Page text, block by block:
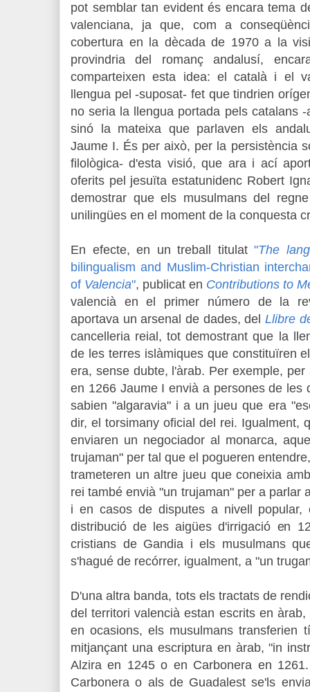
pot semblar tan evident és encara tema
valenciana, ja que, com a
cobertura en la dècada de 1970 a la
provindria del romanç andalusí,
comparteixen esta idea: el català i el
llengua pel -suposat- fet que tindrien
no seria la llengua portada pels catalans
sinó la mateixa que parlaven els
Jaume I. És per això, per la persistència
filològica- d'esta visió, que ara i ací
oferits pel jesuïta estatunidenc Robert
demostrar que els musulmans del
unilingües en el moment de la conquesta
En efecte, en un treball titulat"The
bilingualism and Muslim-Christian
of Valencia", publicat en Contributions to
valencià en el primer número de la
aportava un arsenal de dades, delLlibre
cancelleria reial, tot demostrant que la
de les terres islàmiques que constituïren
era, sense dubte, l'àrab. Per exemple,
en 1266 Jaume I envià a persones de les
sabien "algaravia" i a un jueu que era
dir, el torsimany oficial del rei. Igualment,
enviaren un negociador al monarca,
trujaman" per tal que el pogueren
trameteren un altre jueu que coneixia
rei també envià "un trujaman" per a parlar
i en casos de disputes a nivell
distribució de les aigües d'irrigació en
cristians de Gandia i els musulmans
s'hagué de recórrer, igualment, a "un
D'una altra banda, tots els tractats de
del territori valencià estan escrits en
en ocasions, els musulmans transferien
mitjançant una escriptura en àrab, "in
Alzira en 1245 o en Carbonera en
Carbonera o als de Guadalest se'ls